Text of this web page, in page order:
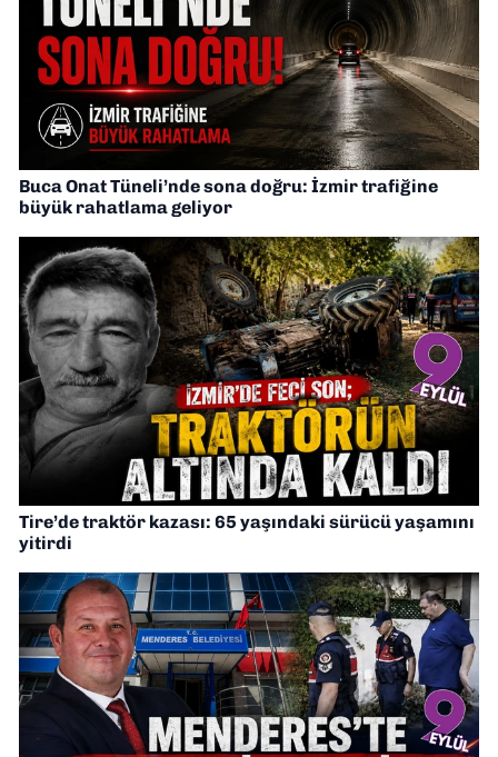
Buca Onat Tüneli’nde sona doğru: İzmir trafiğine
büyük rahatlama geliyor
Tire’de traktör kazası: 65 yaşındaki sürücü yaşamını
yitirdi